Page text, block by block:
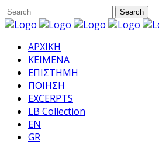
ΑΡΧΙΚΗ
ΚΕΙΜΕΝΑ
ΕΠΙΣΤΗΜΗ
ΠΟΙΗΣΗ
EXCERPTS
LB Collection
EN
GR